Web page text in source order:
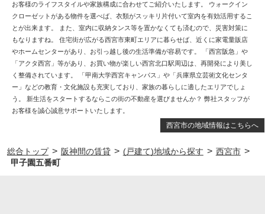
西宮市の地域情報はこちらへ
お客様のライフスタイルや家族構成に合わせてご紹介いたします。 ウォークイン
クローゼットがある物件を選べば、衣類がスッキリ片付いて室内を有効活用するこ
とが出来ます。 また、室内に収納タンス等を置かなくても済むので、災害対策に
もなりますね。 住宅街が広がる西宮市東町エリアに暮らせば、近くに家電量販店
やホームセンターがあり、お引っ越し後の生活準備が容易です。 「西宮阪急」や
「アクタ西宮」等があり、お買い物が楽しい西宮北口駅周辺は、再開発により美し
く整備されています。 「甲南大学西宮キャンパス」や「兵庫県立芸術文化センタ
ー」などの教育・文化施設も充実しており、家族の暮らしに適したエリアでしょ
う。 新生活をスタートするならこの街の不動産を選びませんか？ 弊社スタッフが
お客様を誠心誠意サポートいたします。
総合トップ > 阪神間の賃貸 > (戸建て)地域から探す > 西宮市 >
甲子園五番町